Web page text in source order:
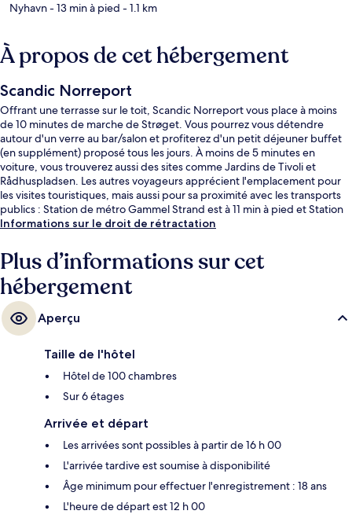
Nyhavn- 13 min à pied - 1.1 km
À propos de cet hébergement
Scandic Norreport
Offrant une terrasse sur le toit, Scandic Norreport vous place à moins
de 10 minutes de marche de Strøget. Vous pourrez vous détendre
autour d'un verre au bar/salon et profiterez d'un petit déjeuner buffet
(en supplément) proposé tous les jours. À moins de 5 minutes en
voiture, vous trouverez aussi des sites comme Jardins de Tivoli et
Rådhuspladsen. Les autres voyageurs apprécient l'emplacement pour
les visites touristiques, mais aussi pour sa proximité avec les transports
publics : Station de métro Gammel Strand est à 11 min à pied et Station
de métro Rådhuspladsen, à 12 min de marche.
Informations sur le droit de rétractation
Plus d’informations sur cet
hébergement
Aperçu
Taille de l'hôtel
Hôtel de 100 chambres
Sur 6 étages
Arrivée et départ
Les arrivées sont possibles à partir de 16 h 00
L'arrivée tardive est soumise à disponibilité
Âge minimum pour effectuer l'enregistrement : 18 ans
L'heure de départ est 12 h 00